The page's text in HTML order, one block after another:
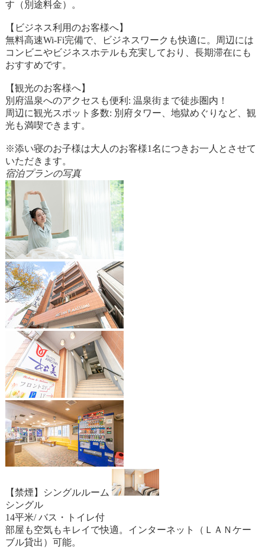
す（別途料金）。
【ビジネス利用のお客様へ】
無料高速Wi-Fi完備で、ビジネスワークも快適に。周辺には
コンビニやビジネスホテルも充実しており、長期滞在にも
おすすめです。
【観光のお客様へ】
別府温泉へのアクセスも便利: 温泉街まで徒歩圏内！
周辺に観光スポット多数: 別府タワー、地獄めぐりなど、観
光も満喫できます。
※添い寝のお子様は大人のお客様1名につきお一人とさせて
いただきます。
宿泊プランの写真
【禁煙】シングルルーム
シングル
14平米/ バス・トイレ付
部屋も空気もキレイで快適。インターネット（ＬＡＮケー
ブル貸出）可能。